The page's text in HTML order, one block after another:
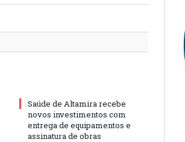
Saúde de Altamira recebe
novos investimentos com
entrega de equipamentos e
assinatura de obras